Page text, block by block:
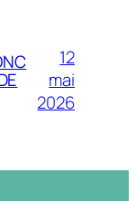
12
mai
2026